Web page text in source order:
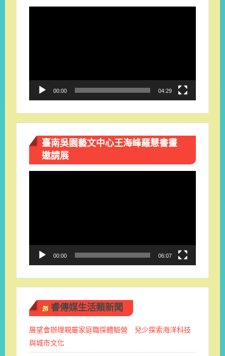
00:00 04:29
臺南吳園藝文中心王海峰羅慧書畫
邀請展
00:00 06:07
睿傳媒生活類新聞
展望會辦理親屬家庭職探體驗營 兒少探索海洋科技
與城市文化